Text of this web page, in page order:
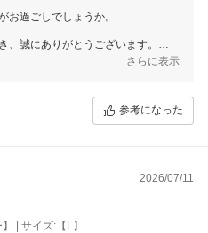
お過ごしでしょうか。
、誠にありがとうございます。
へは、別途メールにてご対応させて
。
さらに表示
参考になった
2026/07/11
| サイズ:【L】